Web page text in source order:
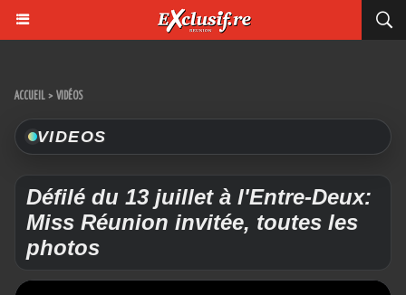
ACCUEIL > VIDÉOS
VIDEOS
Défilé du 13 juillet à l'Entre-Deux:
Miss Réunion invitée, toutes les
photos